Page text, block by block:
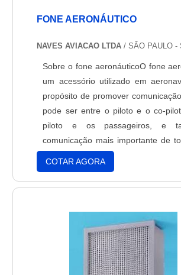
FONE AERONÁUTICO
NAVES AVIACAO LTDA / SÃO PAULO -
Sobre o fone aeronáuticoO fone
um acessório utilizado em
propósito de promover
pode ser entre o piloto e o co-
piloto e os passageiros, e
comunicação mais importante de
o piloto e a torre de
importância, adquirir um
aeronáutico de qualidade
instruções da torre de comand....
COTAR AGORA